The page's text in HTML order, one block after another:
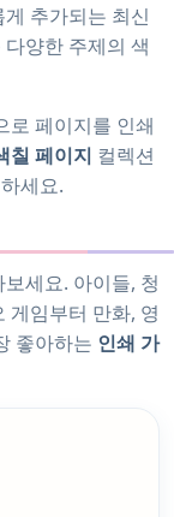
추가되는 최신
양한 주제의 색
로 페이지를 인쇄
칠 페이지 컬렉션
세요.
세요. 아이들, 청
게임부터 만화, 영
좋아하는 인쇄 가